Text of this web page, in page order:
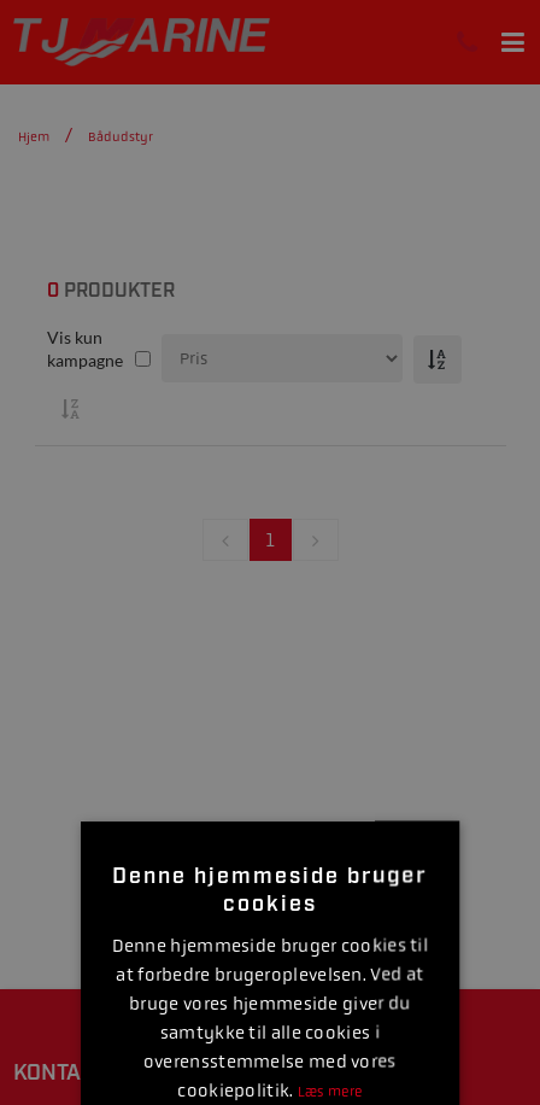
Hjem Bådudstyr
0PRODUKTER
Vis kun
kampagne
1
KONTAKT
Denne hjemmeside bruger
cookies
Denne hjemmeside bruger cookies til
at forbedre brugeroplevelsen. Ved at
bruge vores hjemmeside giver du
samtykke til alle cookies i
overensstemmelse med vores
cookiepolitik. Læs mere